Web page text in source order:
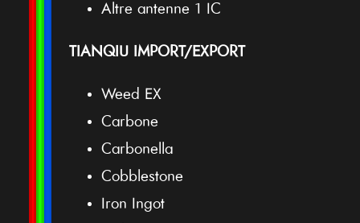
Altre antenne 1 IC
TIANQIU IMPORT/EXPORT
Weed EX
Carbone
Carbonella
Cobblestone
Iron Ingot